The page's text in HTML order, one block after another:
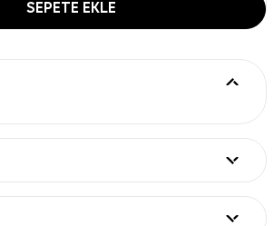
SEPETE EKLE